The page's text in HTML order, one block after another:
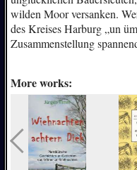
wilden Moor versanken.
des Kreises Harburg „un
Zusammenstellung
More works: